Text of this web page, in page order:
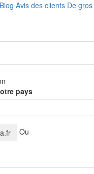
Blog Avis des clients De gros
pays
Ou